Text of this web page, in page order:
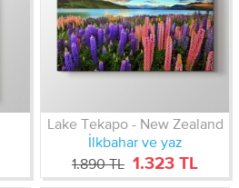
Lake Tekapo - New Zealand
İlkbahar ve yaz
1.890 TL 1.323 TL